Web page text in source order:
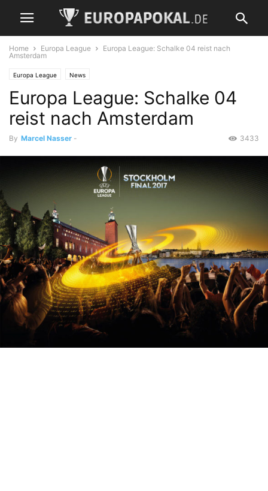
Home Europa League
Europa League: Schalke 04 reist nach
Amsterdam
Europa League News
Europa League: Schalke 04
reist nach Amsterdam
By Marcel Nasser - 3433